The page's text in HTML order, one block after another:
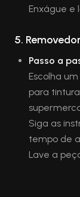
Enxágue e
5.
Passo a
Escolha
para
Siga as
tempo de
Lave a